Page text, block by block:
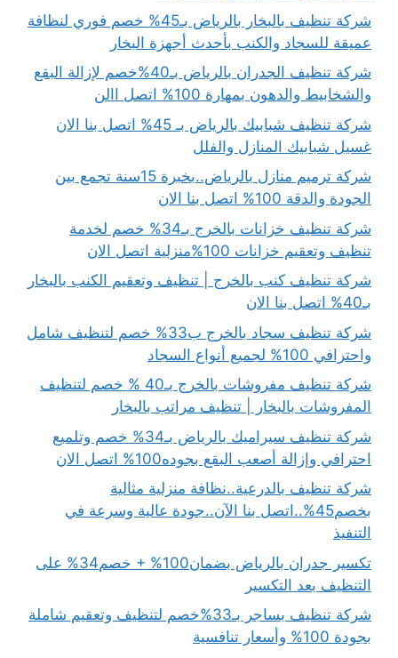
شركة تنظيف بالبخار بالرياض بـ45% خصم فوري لنظافة
عميقة للسجاد والكنب بأحدث أجهزة البخار
شركة تنظيف الجدران بالرياض بـ40%خصم لإزالة البقع
والشخابيط والدهون بمهارة 100% اتصل االن
شركة تنظيف شبابيك بالرياض بـ 45% اتصل بنا الان
غسيل شبابيك المنازل والفلل
شركة ترميم منازل بالرياض..بخبرة 15سنة تجمع بين
الجودة والدقة 100% اتصل بنا الان
شركة تنظيف خزانات بالخرج بـ34% خصم لخدمة
تنظيف وتعقيم خزانات 100%منزلية اتصل الان
شركة تنظيف كنب بالخرج | تنظيف وتعقيم الكنب بالبخار
بـ40% اتصل بنا الان
شركة تنظيف سجاد بالخرج ب33% خصم لتنظيف شامل
واحترافي 100% لجميع أنواع السجاد
شركة تنظيف مفروشات بالخرج بـ40 % خصم لتنظيف
المفروشات بالبخار | تنظيف مراتب بالبخار
شركة تنظيف سيراميك بالرياض بـ34% خصم وتلميع
احترافي وإزالة أصعب البقع بجوده100% اتصل الان
شركة تنظيف بالدرعية..نظافة منزلية مثالية
بخصم45%..اتصل بنا الآن..جودة عالية وسرعة في
التنفيذ
تكسير جدران بالرياض بضمان100% + خصم34% على
التنظيف بعد التكسير
شركة تنظيف بساجر بـ33%خصم لتنظيف وتعقيم شاملة
بجودة 100% وأسعار تنافسية